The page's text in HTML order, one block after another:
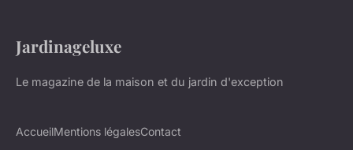
Jardinageluxe
Le magazine de la maison et du jardin d'exception
AccueilMentions légalesContact